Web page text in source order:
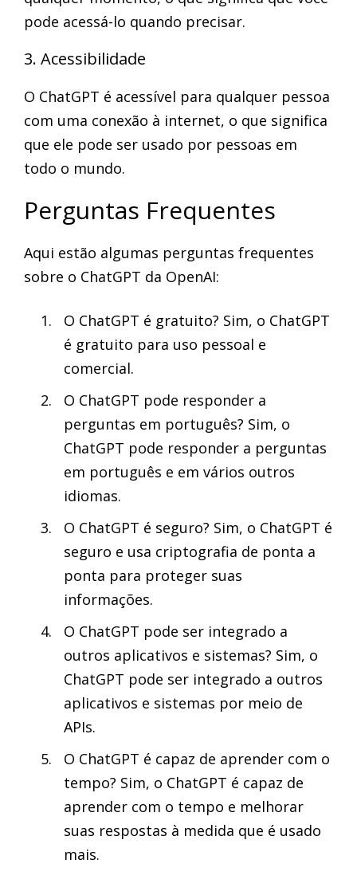
pode acessá-lo quando precisar.
3. Acessibilidade
O ChatGPT é acessível para qualquer pessoa
com uma conexão à internet, o que significa
que ele pode ser usado por pessoas em
todo o mundo.
Perguntas Frequentes
Aqui estão algumas perguntas frequentes
sobre o ChatGPT da OpenAI:
O ChatGPT é gratuito? Sim, o ChatGPT
é gratuito para uso pessoal e
comercial.
O ChatGPT pode responder a
perguntas em português? Sim, o
ChatGPT pode responder a perguntas
em português e em vários outros
idiomas.
O ChatGPT é seguro? Sim, o ChatGPT é
seguro e usa criptografia de ponta a
ponta para proteger suas
informações.
O ChatGPT pode ser integrado a
outros aplicativos e sistemas? Sim, o
ChatGPT pode ser integrado a outros
aplicativos e sistemas por meio de
APIs.
O ChatGPT é capaz de aprender com o
tempo? Sim, o ChatGPT é capaz de
aprender com o tempo e melhorar
suas respostas à medida que é usado
mais.